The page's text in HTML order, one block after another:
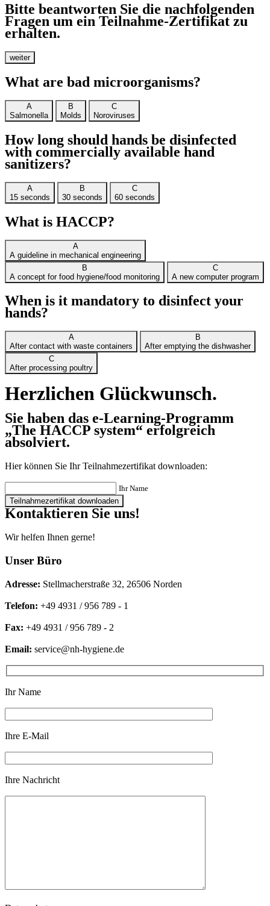
Bitte beantworten Sie die nachfolgenden
Fragen um ein Teilnahme-Zertifikat zu
erhalten.
weiter
What are bad microorganisms?
A
Salmonella
B
Molds
C
Noroviruses
How long should hands be disinfected
with commercially available hand
sanitizers?
A
15 seconds
B
30 seconds
C
60 seconds
What is HACCP?
A
A guideline in mechanical engineering
B
A concept for food hygiene/food monitoring
C
A new computer program
When is it mandatory to disinfect your
hands?
A
After contact with waste containers
B
After emptying the dishwasher
C
After processing poultry
Herzlichen Glückwunsch.
Sie haben das e-Learning-Programm
„The HACCP system“ erfolgreich
absolviert.
Hier können Sie Ihr Teilnahmezertifikat downloaden:
Ihr Name
Kontaktieren Sie uns!
Wir helfen Ihnen gerne!
Unser Büro
Adresse: Stellmacherstraße 32, 26506 Norden
Telefon: +49 4931 / 956 789 - 1
Fax: +49 4931 / 956 789 - 2
Email: service@nh-hygiene.de
Ihr Name
Ihre E-Mail
Ihre Nachricht